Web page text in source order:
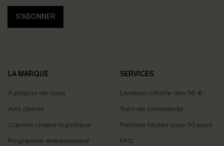
S'ABONNER
LA MARQUE
À propos de nous
Avis clients
Cupshe chaîne logistique
Programme ambassadeur
SERVICES
Livraison offerte dès 55 €
Suivi de commande
Retours faciles sous 30 jours
FAQ